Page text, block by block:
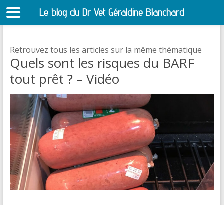
Retrouvez tous les articles sur la même thématique
Quels sont les risques du BARF
tout prêt ? – Vidéo
Le blog du Dr Vet Géraldine Blanchard